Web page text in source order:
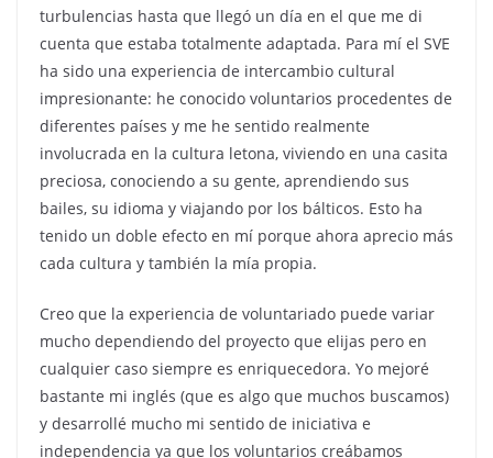
turbulencias hasta que llegó un día en el que me di
cuenta que estaba totalmente adaptada. Para mí el SVE
ha sido una experiencia de intercambio cultural
impresionante: he conocido voluntarios procedentes de
diferentes países y me he sentido realmente
involucrada en la cultura letona, viviendo en una casita
preciosa, conociendo a su gente, aprendiendo sus
bailes, su idioma y viajando por los bálticos. Esto ha
tenido un doble efecto en mí porque ahora aprecio más
cada cultura y también la mía propia.
Creo que la experiencia de voluntariado puede variar
mucho dependiendo del proyecto que elijas pero en
cualquier caso siempre es enriquecedora. Yo mejoré
bastante mi inglés (que es algo que muchos buscamos)
y desarrollé mucho mi sentido de iniciativa e
independencia ya que los voluntarios creábamos